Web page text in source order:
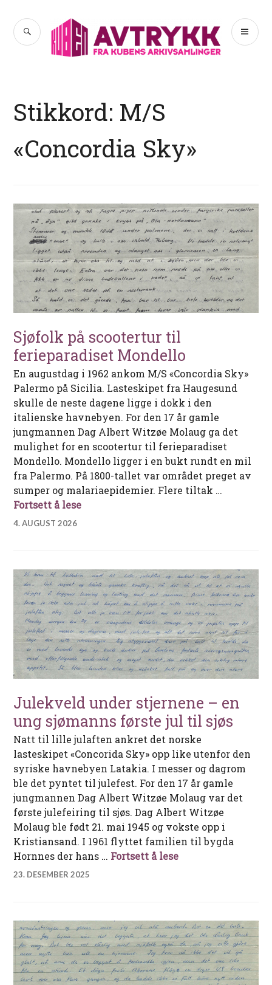
innhold
Avtrykk
SØK
Stikkord: M/S
«Concordia Sky»
Sjøfolk på scootertur til
ferieparadiset Mondello
En augustdag i 1962 ankom M/S «Concordia Sky»
Palermo på Sicilia. Lasteskipet fra Haugesund
skulle de neste dagene ligge i dokk i den
italienske havnebyen. For den 17 år gamle
jungmannen Dag Albert Witzøe Molaug ga det
mulighet for en scootertur til ferieparadiset
Mondello. Mondello ligger i en bukt rundt en mil
fra Palermo. På 1800-tallet var området preget av
sumper og malariaepidemier. Flere tiltak …
Fortsett å leseSjøfolk på scootertur til ferieparadiset
4. AUGUST 2026
Julekveld under stjernene – en
ung sjømanns første jul til sjøs
Natt til lille julaften ankret det norske
lasteskipet «Concorida Sky» opp like utenfor den
syriske havnebyen Latakia. I messer og dagrom
ble det pyntet til julefest. For den 17 år gamle
jungmannen Dag Albert Witzøe Molaug var det
første julefeiring til sjøs. Dag Albert Witzøe
Molaug ble født 21. mai 1945 og vokste opp i
Kristiansand. I 1961 flyttet familien til bygda
Hornnes der hans … Fortsett å leseJulekveld under
23. DESEMBER 2025